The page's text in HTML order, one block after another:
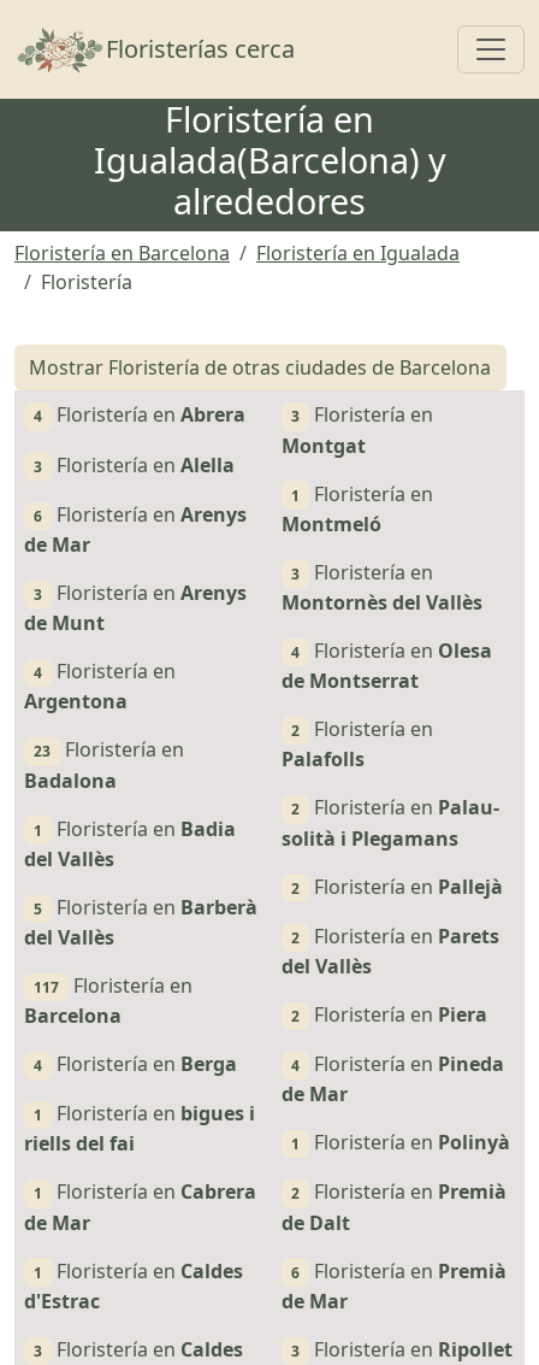
Floristerías cerca
Floristería en
Igualada(Barcelona) y
alrededores
Floristería en Barcelona
Floristería en Igualada
Floristería
Mostrar Floristería de otras ciudades de Barcelona
4 Floristería en Abrera
3 Floristería en Alella
6 Floristería en Arenys
de Mar
3 Floristería en Arenys
de Munt
4
Floristería en
Argentona
23
Floristería en
Badalona
1 Floristería en Badia
del Vallès
5 Floristería en Barberà
del Vallès
117
Floristería en
Barcelona
4 Floristería en Berga
1 Floristería en bigues i
riells del fai
1 Floristería en Cabrera
de Mar
1 Floristería en Caldes
d'Estrac
3 Floristería en Caldes
3
Floristería en
Montgat
1
Floristería en
Montmeló
3
Floristería en
Montornès del Vallès
4 Floristería en Olesa
de Montserrat
2
Floristería en
Palafolls
2 Floristería en Palau-
solità i Plegamans
2 Floristería en Pallejà
2 Floristería en Parets
del Vallès
2 Floristería en Piera
4 Floristería en Pineda
de Mar
1 Floristería en Polinyà
2 Floristería en Premià
de Dalt
6 Floristería en Premià
de Mar
3 Floristería en Ripollet